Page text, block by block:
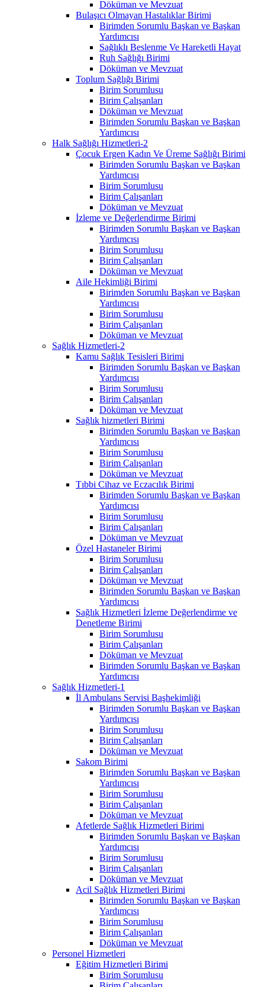
Döküman ve Mevzuat
Bulaşıcı Olmayan Hastalıklar Birimi
Birimden Sorumlu Başkan ve Başkan
Yardımcısı
Sağlıklı Beslenme Ve Hareketli Hayat
Ruh Sağlığı Birimi
Döküman ve Mevzuat
Toplum Sağlığı Birimi
Birim Sorumlusu
Birim Çalışanları
Döküman ve Mevzuat
Birimden Sorumlu Başkan ve Başkan
Yardımcısı
Halk Sağlığı Hizmetleri-2
Çocuk Ergen Kadın Ve Üreme Sağlığı Birimi
Birimden Sorumlu Başkan ve Başkan
Yardımcısı
Birim Sorumlusu
Birim Çalışanları
Döküman ve Mevzuat
İzleme ve Değerlendirme Birimi
Birimden Sorumlu Başkan ve Başkan
Yardımcısı
Birim Sorumlusu
Birim Çalışanları
Döküman ve Mevzuat
Aile Hekimliği Birimi
Birimden Sorumlu Başkan ve Başkan
Yardımcısı
Birim Sorumlusu
Birim Çalışanları
Döküman ve Mevzuat
Sağlık Hizmetleri-2
Kamu Sağlık Tesisleri Birimi
Birimden Sorumlu Başkan ve Başkan
Yardımcısı
Birim Sorumlusu
Birim Çalışanları
Döküman ve Mevzuat
Sağlık hizmetleri Birimi
Birimden Sorumlu Başkan ve Başkan
Yardımcısı
Birim Sorumlusu
Birim Çalışanları
Döküman ve Mevzuat
Tıbbi Cihaz ve Eczacılık Birimi
Birimden Sorumlu Başkan ve Başkan
Yardımcısı
Birim Sorumlusu
Birim Çalışanları
Döküman ve Mevzuat
Özel Hastaneler Birimi
Birim Sorumlusu
Birim Çalışanları
Döküman ve Mevzuat
Birimden Sorumlu Başkan ve Başkan
Yardımcısı
Sağlık Hizmetleri İzleme Değerlendirme ve
Denetleme Birimi
Birim Sorumlusu
Birim Çalışanları
Döküman ve Mevzuat
Birimden Sorumlu Başkan ve Başkan
Yardımcısı
Sağlık Hizmetleri-1
İl Ambulans Servisi Başhekimliği
Birimden Sorumlu Başkan ve Başkan
Yardımcısı
Birim Sorumlusu
Birim Çalışanları
Döküman ve Mevzuat
Sakom Birimi
Birimden Sorumlu Başkan ve Başkan
Yardımcısı
Birim Sorumlusu
Birim Çalışanları
Döküman ve Mevzuat
Afetlerde Sağlık Hizmetleri Birimi
Birimden Sorumlu Başkan ve Başkan
Yardımcısı
Birim Sorumlusu
Birim Çalışanları
Döküman ve Mevzuat
Acil Sağlık Hizmetleri Birimi
Birimden Sorumlu Başkan ve Başkan
Yardımcısı
Birim Sorumlusu
Birim Çalışanları
Döküman ve Mevzuat
Personel Hizmetleri
Eğitim Hizmetleri Birimi
Birim Sorumlusu